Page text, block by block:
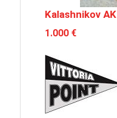
Kalashnikov AK
1.000 €